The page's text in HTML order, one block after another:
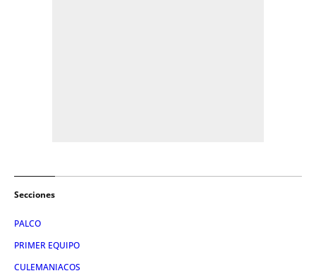
Secciones
PALCO
PRIMER EQUIPO
CULEMANIACOS